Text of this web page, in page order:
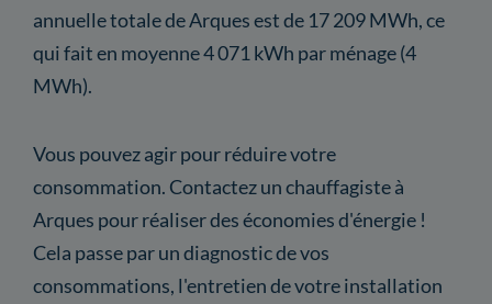
annuelle totale de Arques est de 17 209 MWh, ce
qui fait en moyenne 4 071 kWh par ménage (4
MWh).
Vous pouvez agir pour réduire votre
consommation. Contactez un chauffagiste à
Arques pour réaliser des économies d'énergie !
Cela passe par un diagnostic de vos
consommations, l'entretien de votre installation